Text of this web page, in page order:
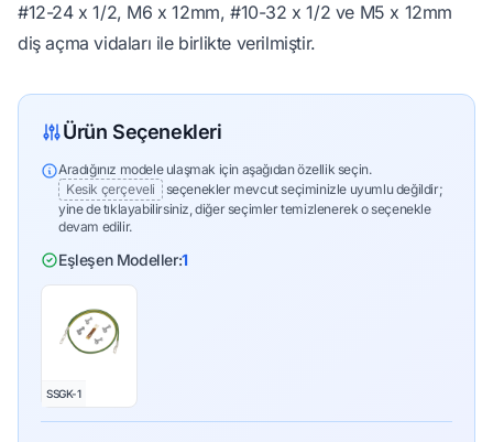
#12-24 x 1/2, M6 x 12mm, #10-32 x 1/2 ve M5 x 12mm
diş açma vidaları ile birlikte verilmiştir.
Ürün Seçenekleri
Aradığınız modele ulaşmak için aşağıdan özellik seçin.
Kesik çerçeveli
seçenekler mevcut seçiminizle uyumlu değildir;
yine de tıklayabilirsiniz, diğer seçimler temizlenerek o seçenekle
devam edilir.
Eşleşen Modeller:1
SSGK-1